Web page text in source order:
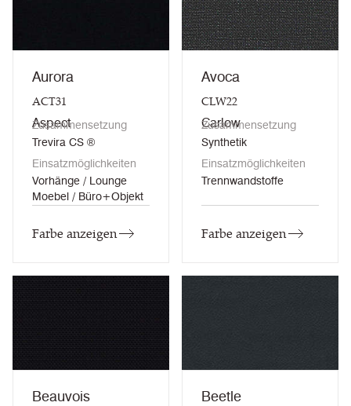
Aurora
ACT31
Aspect
Zusammensetzung
Trevira CS ®
Einsatzmöglichkeiten
Vorhänge / Lounge
Moebel / Büro+Objekt
Farbe anzeigen
Avoca
CLW22
Carlow
Zusammensetzung
Synthetik
Einsatzmöglichkeiten
Trennwandstoffe
Farbe anzeigen
Beauvois Beetle